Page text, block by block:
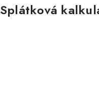
Splátková